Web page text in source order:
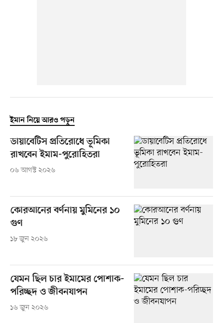
ইমান নিয়ে আরও পড়ুন
ডায়াবেটিস প্রতিরোধে ভূমিকা
রাখবেন ইমাম-পুরোহিতরা
০৬ আগস্ট ২০২৬
কোরআনের বর্ণনায় মুমিনের ১০
গুণ
১৮ জুন ২০২৬
যেমন ছিল চার ইমামের পোশাক-
পরিচ্ছদ ও জীবনযাপন
১৬ জুন ২০২৬